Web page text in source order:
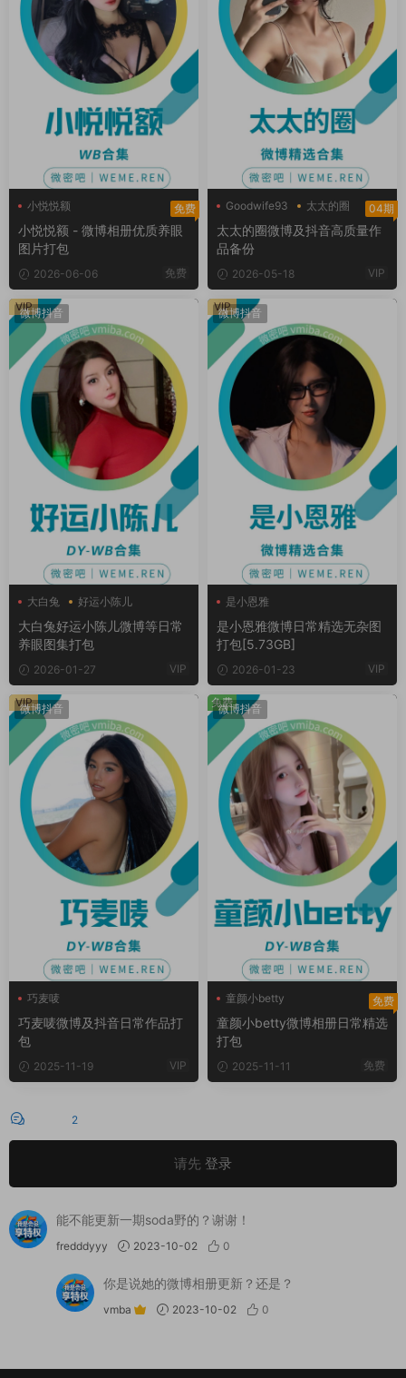
小悦悦额 免费
小悦悦额 - 微博相册优质养眼
图片打包
2026-06-06 免费
Goodwife93
太太的圈
好太太hhh
04期
太太的圈微博及抖音高质量作
品备份
2026-05-18 VIP
微博抖音
大白兔 好运小陈儿
大白兔好运小陈儿微博等日常
养眼图集打包
2026-01-27 VIP
VIP 微博抖音
是小恩雅
是小恩雅微博日常精选无杂图
打包[5.73GB]
2026-01-23 VIP
VIP
微博抖音
巧麦唛
巧麦唛微博及抖音日常作品打
包
2025-11-19 VIP
VIP 微博抖音
童颜小betty 免费
童颜小betty微博相册日常精选
打包
2025-11-11 免费
免费
2
请先 登录
能不能更新一期soda野的？谢谢！
fredddyyy 2023-10-02 0
你是说她的微博相册更新？还是？
vmba 2023-10-02 0